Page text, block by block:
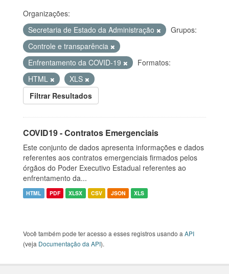
Organizações:
Secretaria de Estado da Administração
Grupos:
Controle e transparência
Enfrentamento da COVID-19
Formatos:
HTML
XLS
Filtrar Resultados
COVID19 - Contratos Emergenciais
Este conjunto de dados apresenta informações e dados
referentes aos contratos emergenciais firmados pelos
órgãos do Poder Executivo Estadual referentes ao
enfrentamento da...
HTML PDF XLSX CSV JSON XLS
Você também pode ter acesso a esses registros usando a API
(veja Documentação da API).